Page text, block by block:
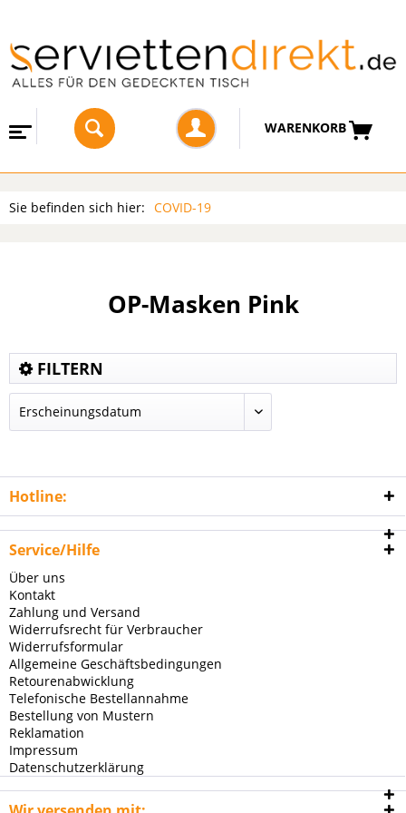
WARENKORB
Sie befinden sich hier: COVID-19
OP-Masken Pink
FILTERN
Hotline:
Service/Hilfe
Über uns
Kontakt
Zahlung und Versand
Widerrufsrecht für Verbraucher
Widerrufsformular
Allgemeine Geschäftsbedingungen
Retourenabwicklung
Telefonische Bestellannahme
Bestellung von Mustern
Reklamation
Impressum
Datenschutzerklärung